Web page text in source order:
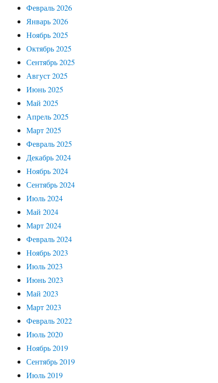
Февраль 2026
Январь 2026
Ноябрь 2025
Октябрь 2025
Сентябрь 2025
Август 2025
Июнь 2025
Май 2025
Апрель 2025
Март 2025
Февраль 2025
Декабрь 2024
Ноябрь 2024
Сентябрь 2024
Июль 2024
Май 2024
Март 2024
Февраль 2024
Ноябрь 2023
Июль 2023
Июнь 2023
Май 2023
Март 2023
Февраль 2022
Июль 2020
Ноябрь 2019
Сентябрь 2019
Июль 2019